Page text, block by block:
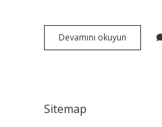
Devamını okuyun Başyapıt
Ne
Sitemap